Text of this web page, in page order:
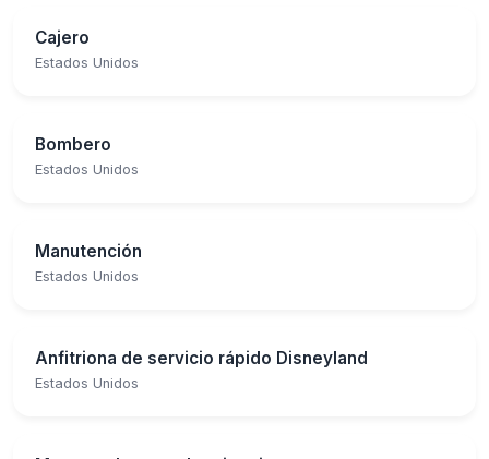
Cajero
Estados Unidos
Bombero
Estados Unidos
Manutención
Estados Unidos
Anfitriona de servicio rápido Disneyland
Estados Unidos